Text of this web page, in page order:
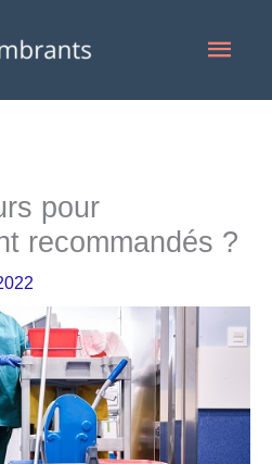
pour
recommandés ?